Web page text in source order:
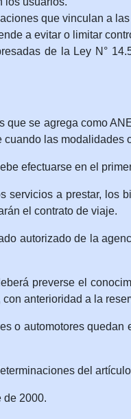
que vinculan a
a evitar o limitar
de la Ley N°
se agrega como
las modalidades
efectuarse en el
a prestar, los
el contrato de viaje.
autorizado de la
preverse el
anterioridad a la
o automotores
del
de 2000.